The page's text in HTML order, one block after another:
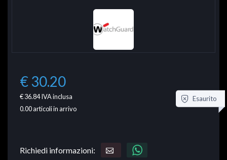
€ 30.20
€ 36.84IVA inclusa
0.00articoli in arrivo
Esaurito
Richiedi informazioni: